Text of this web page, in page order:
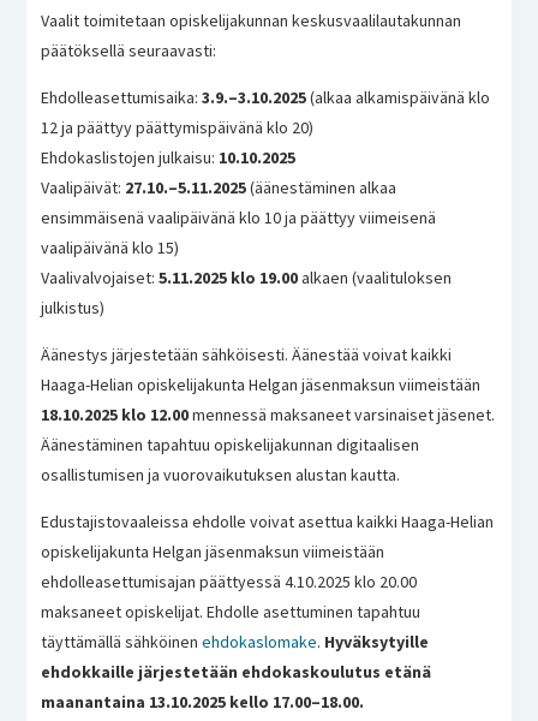
Vaalit toimitetaan opiskelijakunnan keskusvaalilautakunnan
päätöksellä seuraavasti:
Ehdolleasettumisaika:3.9.–3.10.2025(alkaa alkamispäivänä klo
12 ja päättyy päättymispäivänä klo 20)
Ehdokaslistojen julkaisu: 10.10.2025
Vaalipäivät: 27.10.–5.11.2025(äänestäminen alkaa
ensimmäisenä vaalipäivänä klo 10 ja päättyy viimeisenä
vaalipäivänä klo 15)
Vaalivalvojaiset:5.11.2025 klo 19.00alkaen (vaalituloksen
julkistus)
Äänestys järjestetään sähköisesti. Äänestää voivat kaikki
Haaga-Helian opiskelijakunta Helgan jäsenmaksun viimeistään
18.10.2025 klo 12.00mennessä maksaneet varsinaiset jäsenet.
Äänestäminen tapahtuu opiskelijakunnan digitaalisen
osallistumisen ja vuorovaikutuksen alustan kautta.
Edustajistovaaleissa ehdolle voivat asettua kaikki Haaga-Helian
opiskelijakunta Helgan jäsenmaksun viimeistään
ehdolleasettumisajan päättyessä 4.10.2025 klo 20.00
maksaneet opiskelijat. Ehdolle asettuminen tapahtuu
täyttämällä sähköinenehdokaslomake. Hyväksytyille
ehdokkaille järjestetään ehdokaskoulutus etänä
maanantaina 13.10.2025 kello 17.00–18.00.